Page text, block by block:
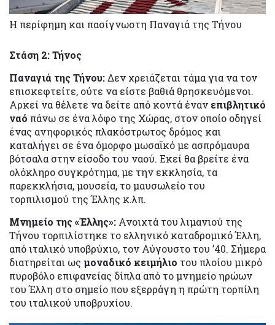
Η περίφημη και πασίγνωστη Παναγιά της Τήνου
Στάση 2: Τήνος
Παναγιά της Τήνου:Δεν χρειάζεται τάμα για να τον
επισκεφτείτε, ούτε να είστε βαθιά θρησκευόμενοι.
Αρκεί να θέλετε να δείτε από κοντά έναν επιβλητικό
ναό πάνω σε ένα λόφο της Χώρας, στον οποίο οδηγεί
ένας ανηφορικός πλακόστρωτος δρόμος και
καταλήγει σε ένα όμορφο μωσαϊκό με ασπρόμαυρα
βότσαλα στην είσοδο του ναού. Εκεί θα βρείτε ένα
ολόκληρο συγκρότημα, με την εκκλησία, τα
παρεκκλήσια, μουσεία, το μαυσωλείο του
τορπιλισμού της Έλλης κ.λπ.
Μνημείο της «Έλλης»: Ανοιχτά του λιμανιού της
Τήνου τορπιλίστηκε το ελληνικό καταδρομικό Έλλη,
από ιταλικό υποβρύχιο, τον Αύγουστο του ’40. Σήμερα
διατηρείται ως μοναδικό κειμήλιο του πλοίου μικρό
πυροβόλο επιφανείας δίπλα από το μνημείο ηρώων
του Έλλη στο σημείο που εξερράγη η πρώτη τορπίλη
του ιταλικού υποβρυχίου.